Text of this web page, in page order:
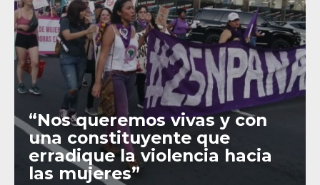
“Nos queremos vivas y con
una constituyente que
erradique la violencia hacia
las mujeres”